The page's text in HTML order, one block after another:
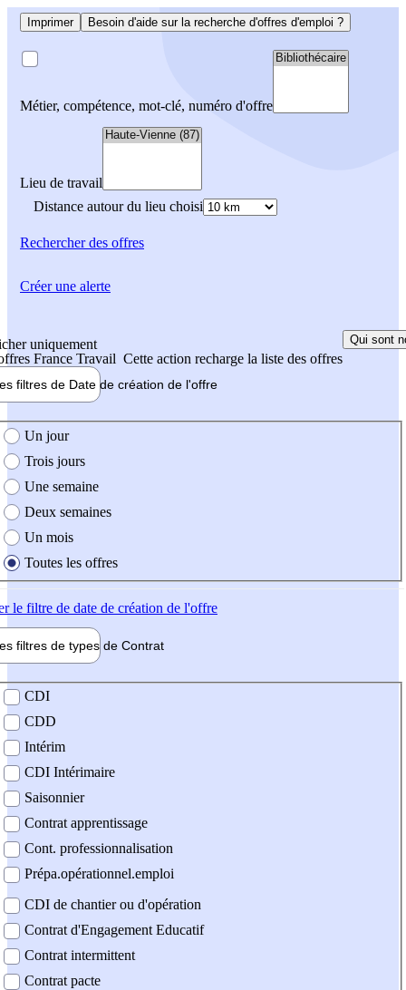
Imprimer Besoin d'aide sur la recherche d'offres d'emploi ?
Métier, compétence, mot-clé, numéro d'offre
Lieu de travail
Distance autour du lieu choisi
Rechercherdes offres
uniquement
France Travail Cette action recharge la liste des offres
Qui sont
filtres de Date de création de l'offre
création de l'offre
Un jour
Trois jours
Une semaine
Deux semaines
Un mois
Toutes les offres
le filtre de date de création de l'offre
filtres de types de Contrat
contrat
CDI
CDD
Intérim
CDI Intérimaire
Saisonnier
Contrat apprentissage
Cont. professionnalisation
Prépa.opérationnel.emploi
CDI de chantier ou d'opération
Contrat d'Engagement Educatif
Contrat intermittent
Contrat pacte
Créer une alerte